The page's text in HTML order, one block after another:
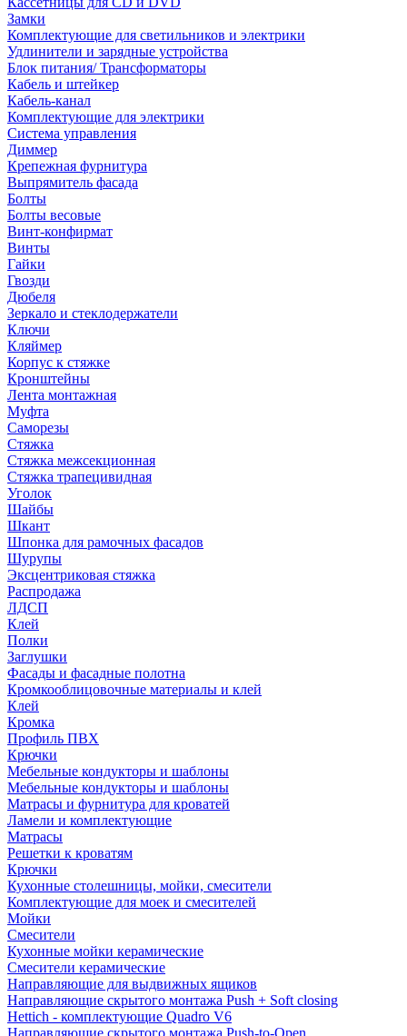
Замки
Комплектующие для светильников и электрики
Удлинители и зарядные устройства
Блок питания/ Трансформаторы
Кабель и штейкер
Кабель-канал
Комплектующие для электрики
Система управления
Диммер
Крепежная фурнитура
Выпрямитель фасада
Болты
Болты весовые
Винт-конфирмат
Винты
Гайки
Гвозди
Дюбеля
Зеркало и стеклодержатели
Ключи
Кляймер
Корпус к стяжке
Кронштейны
Лента монтажная
Муфта
Саморезы
Стяжка
Стяжка межсекционная
Стяжка трапецивидная
Уголок
Шайбы
Шкант
Шпонка для рамочных фасадов
Шурупы
Эксцентриковая стяжка
Распродажа
ЛДСП
Клей
Полки
Заглушки
Фасады и фасадные полотна
Кромкооблицовочные материалы и клей
Клей
Кромка
Профиль ПВХ
Крючки
Мебельные кондукторы и шаблоны
Мебельные кондукторы и шаблоны
Матрасы и фурнитура для кроватей
Ламели и комплектующие
Матрасы
Решетки к кроватям
Крючки
Кухонные столешницы, мойки, смесители
Комплектующие для моек и смесителей
Мойки
Смесители
Кухонные мойки керамические
Смесители керамические
Направляющие для выдвижных ящиков
Направляющие скрытого монтажа Push + Soft closing
Hettich - комплектующие Quadro V6
Направляющие скрытого монтажа Push-to-Open